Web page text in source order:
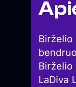
Birželio
Birželio
LaDiva